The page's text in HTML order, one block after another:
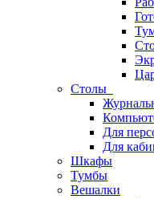
Столы
Для
Для
Шкафы
Тумбы
Вешалки